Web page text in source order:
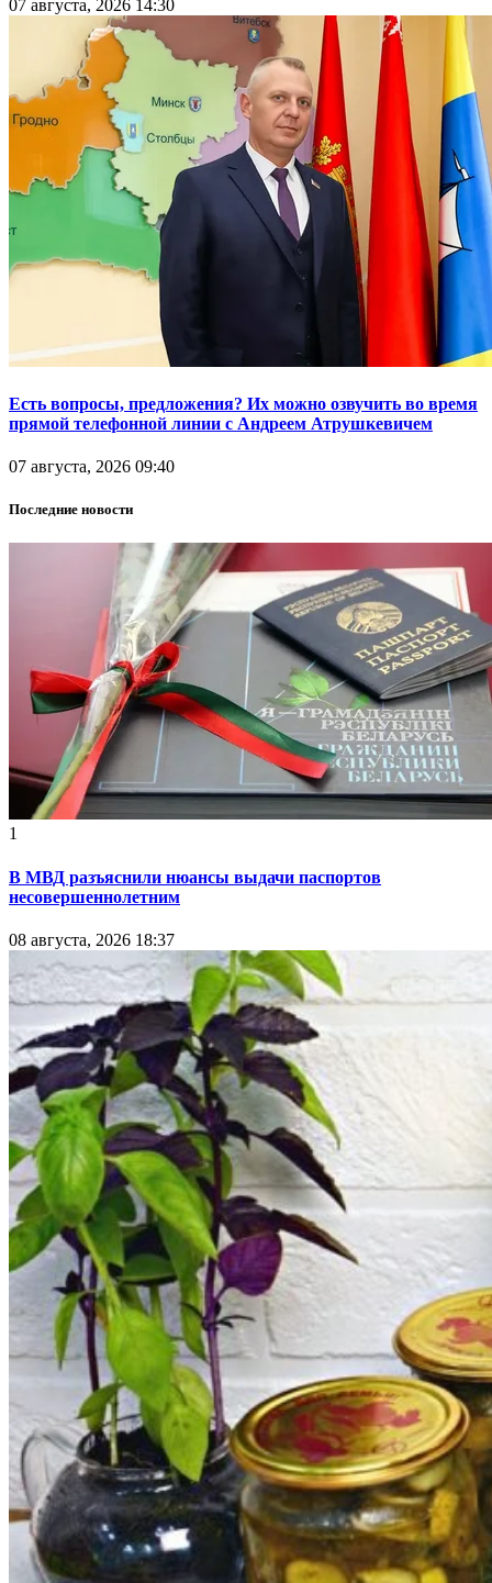
07 августа, 2026 14:30
Есть вопросы, предложения? Их можно озвучить во время
прямой телефонной линии с Андреем Атрушкевичем
07 августа, 2026 09:40
Последние новости
1
В МВД разъяснили нюансы выдачи паспортов
несовершеннолетним
08 августа, 2026 18:37